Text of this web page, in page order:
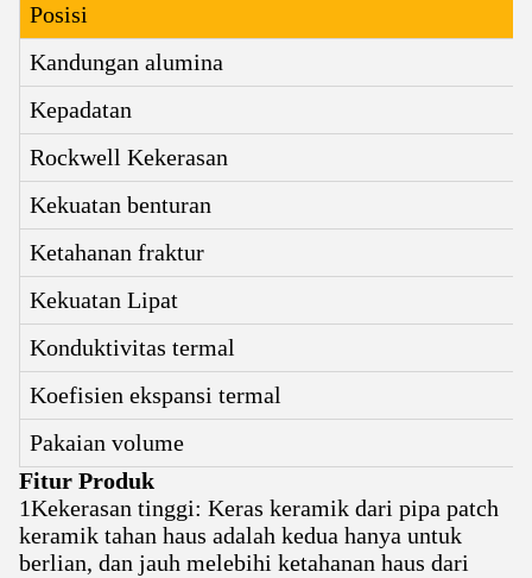
Posisi
Kandungan alumina
Kepadatan
Rockwell Kekerasan
Kekuatan benturan
Ketahanan fraktur
Kekuatan Lipat
Konduktivitas termal
Koefisien ekspansi termal
Pakaian volume
Fitur Produk
1Kekerasan tinggi: Keras keramik dari pipa patch
keramik tahan haus adalah kedua hanya untuk
berlian, dan jauh melebihi ketahanan haus dari